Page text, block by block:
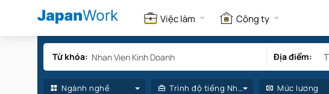
Việc làm Công ty
Địa điểm:
Ngành nghề Trình độ tiếng Nhật Mức lương